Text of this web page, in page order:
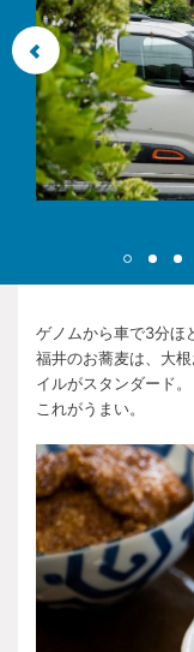
ゲノムから車で3分ほ
福井のお蕎麦は、大
イルがスタンダード。
これがうまい。